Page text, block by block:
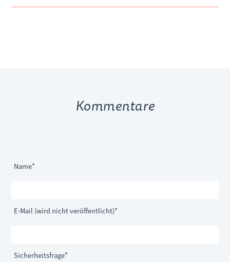
Kommentare
Pflichtfeld
Name*
Pflichtfeld
E-Mail (wird nicht veröffentlicht)*
Pflichtfeld
Sicherheitsfrage*